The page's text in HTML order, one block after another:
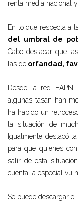
renta media nacional
En lo que respecta a
del umbral de
Cabe destacar que
las de orfandad,
Desde la red EAPN
algunas tasan han
ha habido un
la situación de
Igualmente destacó
para que quienes
salir de esta
cuenta la especial
Se puede descargar